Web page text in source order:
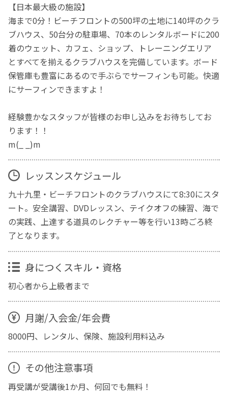
【日本最大級の施設】
海まで0分！ビーチフロントの500坪の土地に140坪のクラ
ブハウス、50台分の駐車場、70本のレンタルボードに200
着のウェット、カフェ、ショップ、トレーニングエリア
とすべてを揃えるクラブハウスを完備しています。ボード
保管庫も豊富にあるので手ぶらでサーフィンも可能。快適
にサーフィンできますよ！
経験豊かなスタッフが皆様のお申し込みをお待ちしてお
ります！！
m(_ _)m
レッスンスケジュール
九十九里・ビーチフロントのクラブハウスにて8:30にスタ
ート。安全講習、DVDレッスン、テイクオフの練習、海で
の実践、上達する道具のレクチャー等を行い13時ごろ終
了となります。
身につくスキル・資格
初心者から上級者まで
月謝/入会金/年会費
8000円、レンタル、保険、施設利用料込み
その他注意事項
再受講が受講後1か月、何回でも無料！